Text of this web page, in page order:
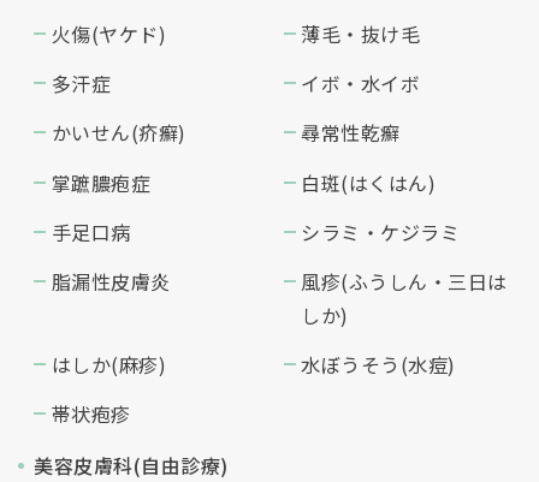
火傷(ヤケド)
薄毛・抜け毛
多汗症
イボ・水イボ
かいせん(疥癬)
尋常性乾癬
掌蹠膿疱症
白斑(はくはん)
手足口病
シラミ・ケジラミ
脂漏性皮膚炎
風疹(ふうしん・三日は
しか)
はしか(麻疹)
水ぼうそう(水痘)
帯状疱疹
美容皮膚科(自由診療)